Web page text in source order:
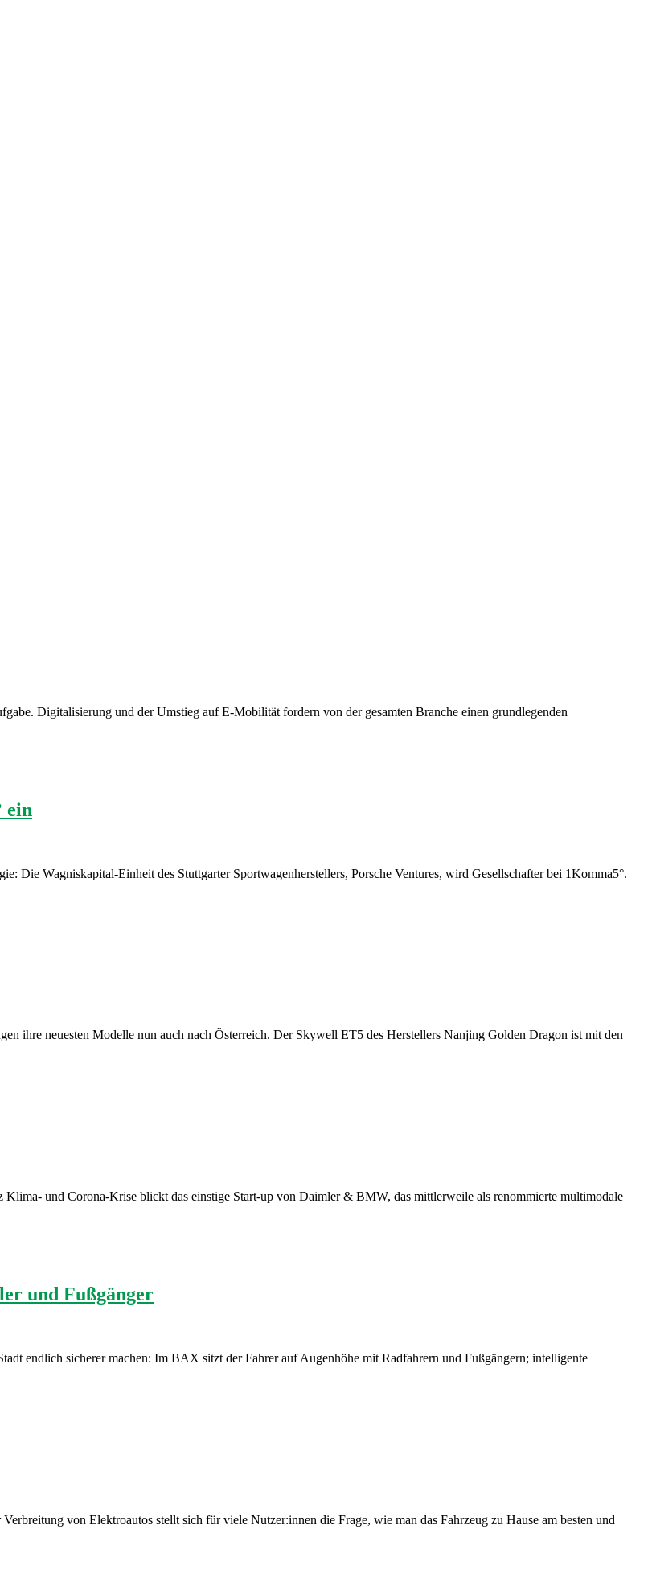
Digitalisierung und der Umstieg auf E-Mobilität fordern von der gesamten Branche einen grundlegenden
ein
Die Wagniskapital-Einheit des Stuttgarter Sportwagenherstellers, Porsche Ventures, wird Gesellschafter bei 1Komma5°.
ihre neuesten Modelle nun auch nach Österreich. Der Skywell ET5 des Herstellers Nanjing Golden Dragon ist mit den
und Corona-Krise blickt das einstige Start-up von Daimler & BMW, das mittlerweile als renommierte multimodale
und Fußgänger
endlich sicherer machen: Im BAX sitzt der Fahrer auf Augenhöhe mit Radfahrern und Fußgängern; intelligente
von Elektroautos stellt sich für viele Nutzer:innen die Frage, wie man das Fahrzeug zu Hause am besten und